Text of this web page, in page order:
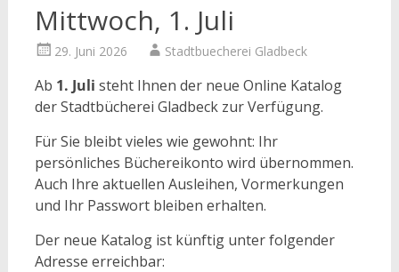
Mittwoch, 1. Juli
29. Juni 2026 Stadtbuecherei Gladbeck
Ab 1. Juli steht Ihnen der neue Online Katalog
der Stadtbücherei Gladbeck zur Verfügung.
Für Sie bleibt vieles wie gewohnt: Ihr
persönliches Büchereikonto wird übernommen.
Auch Ihre aktuellen Ausleihen, Vormerkungen
und Ihr Passwort bleiben erhalten.
Der neue Katalog ist künftig unter folgender
Adresse erreichbar: